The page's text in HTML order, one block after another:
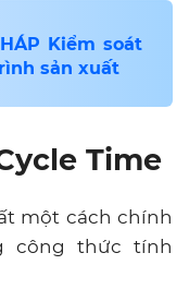
Kiểm soát
sản xuất
Time
một cách chính
công thức tính